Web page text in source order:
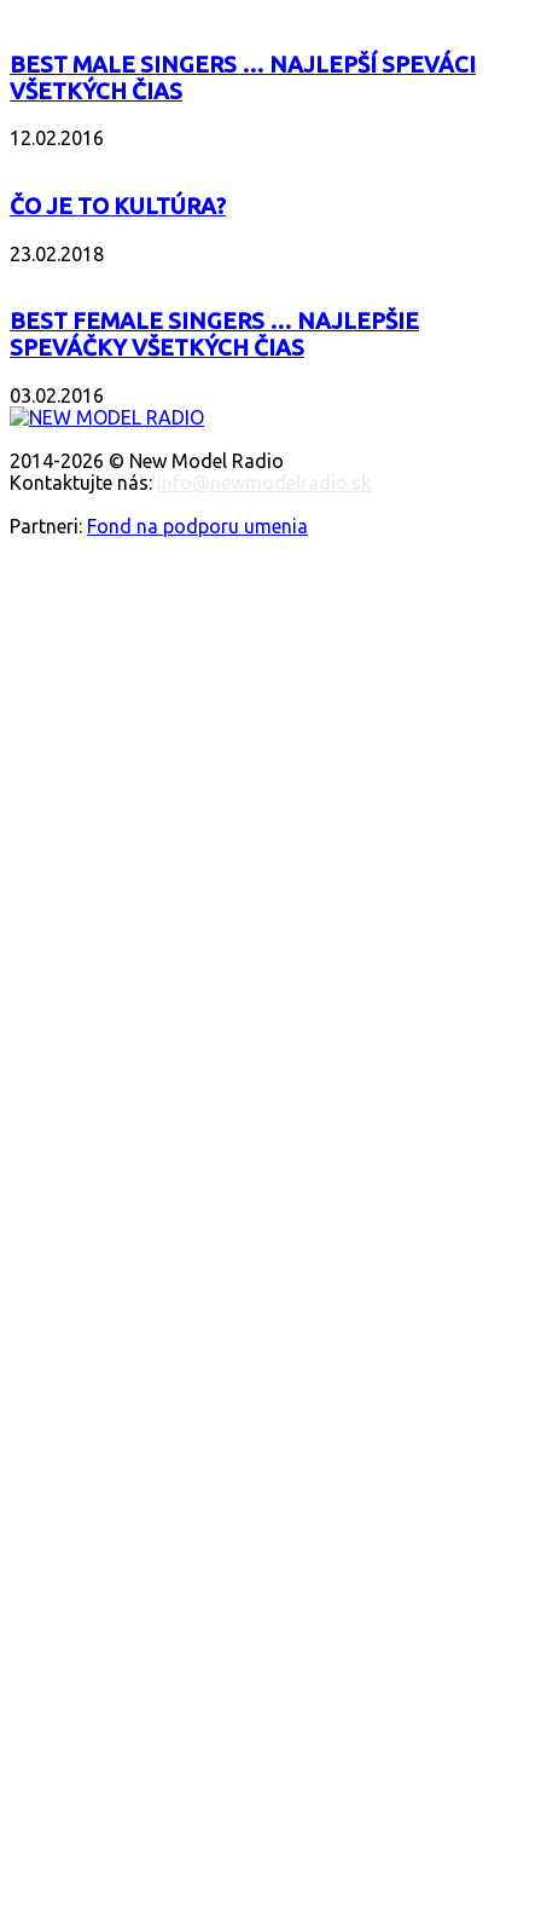
BEST MALE SINGERS … NAJLEPŠÍ SPEVÁCI
VŠETKÝCH ČIAS
12.02.2016
ČO JE TO KULTÚRA?
23.02.2018
BEST FEMALE SINGERS … NAJLEPŠIE
SPEVÁČKY VŠETKÝCH ČIAS
03.02.2016
2014-2026 © New Model Radio
Kontaktujte nás:
Partneri: Fond na podporu umenia